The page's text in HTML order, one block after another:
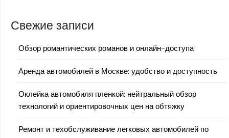
Свежие записи
Обзор романтических романов и онлайн-доступа
Аренда автомобилей в Москве: удобство и доступность
Оклейка автомобиля пленкой: нейтральный обзор
технологий и ориентировочных цен на обтяжку
Ремонт и техобслуживание легковых автомобилей по